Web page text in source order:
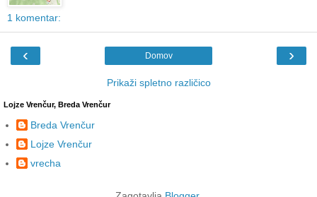
1 komentar:
‹ ›
Domov
Prikaži spletno različico
Lojze Vrenčur, Breda Vrenčur
Breda Vrenčur
Lojze Vrenčur
vrecha